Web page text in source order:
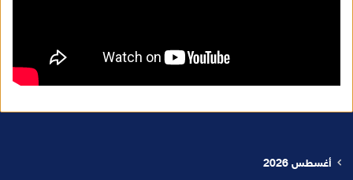
أغسطس 2026